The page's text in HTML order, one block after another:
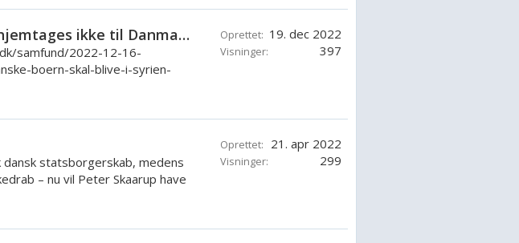
Mødre og børn hjemtages ikke til Danmark fra Syrien.
samfund/2022-12-16-
boern-skal-blive-i-syrien-
Oprettet: 19. dec 2022
Visninger: 397
dansk statsborgerskab, medens
– nu vil Peter Skaarup have
Oprettet: 21. apr 2022
Visninger: 299